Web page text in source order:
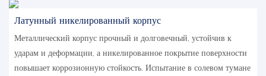
Латунный никелированный корпус
Металлический корпус прочный и долговечный, устойчив к
ударам и деформации, а никелированное покрытие поверхности
повышает коррозионную стойкость. Испытание в солевом тумане